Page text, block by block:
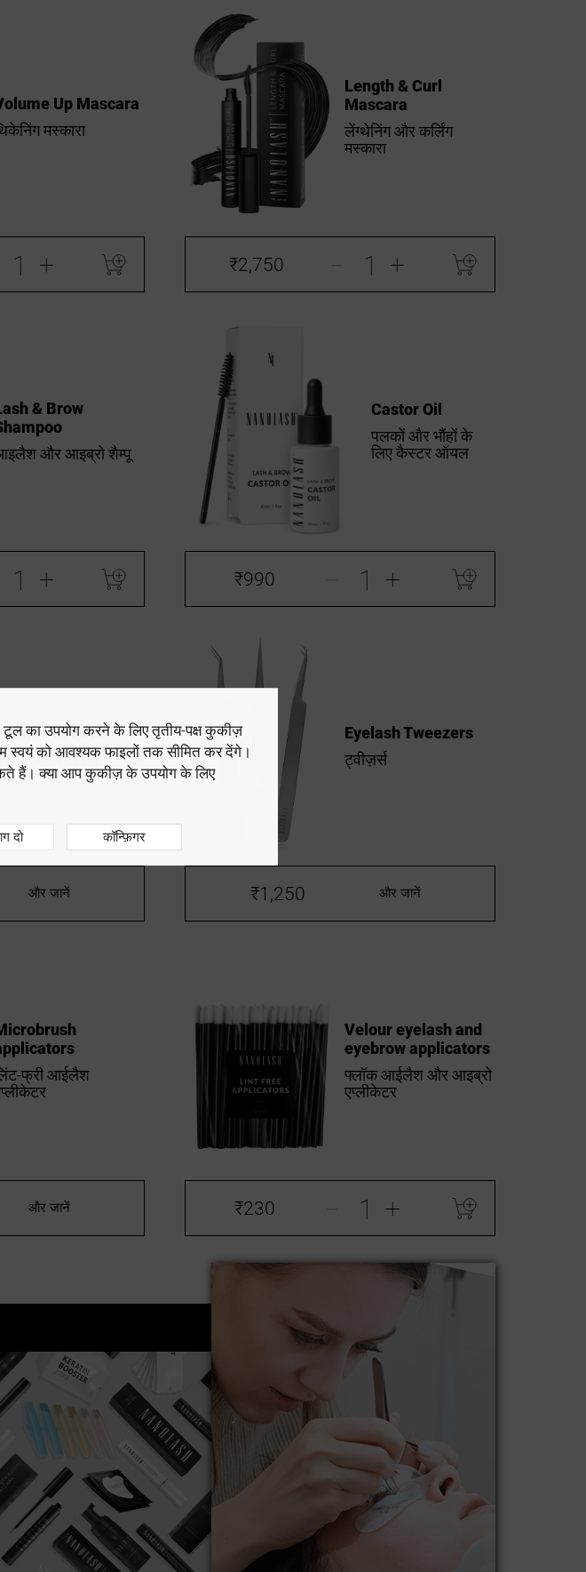
Up Mascara
मस्कारा
+
Length & Curl
Mascara
लेंग्थेनिंग और कर्लिंग
मस्कारा
₹2,750 +
& Brow
और आइब्रो शैम्पू
+
Castor Oil
पलकों और भौंहों के
लिए कैस्टर ऑयल
₹990 +
Lashes
क्लस्टर लैश
और जानें
Eyelash Tweezers
ट्वीज़र्स
₹1,250 और जानें
फ्री आईलैश
और जानें
Velour eyelash and
eyebrow applicators
फ्लॉक आईलैश और आइब्रो
एप्लीकेटर
₹230 +
टूल का उपयोग करने के लिए तृतीय-पक्ष कुकीज़
स्वयं को आवश्यक फाइलों तक सीमित कर देंगे।
हैं। क्या आप कुकीज़ के उपयोग के लिए
दो कॉन्फ़िगर